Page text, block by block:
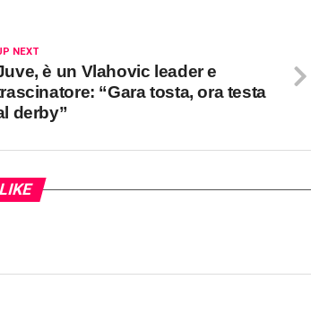
NEXT
è un Vlahovic leader e
“Gara tosta, ora testa
derby”